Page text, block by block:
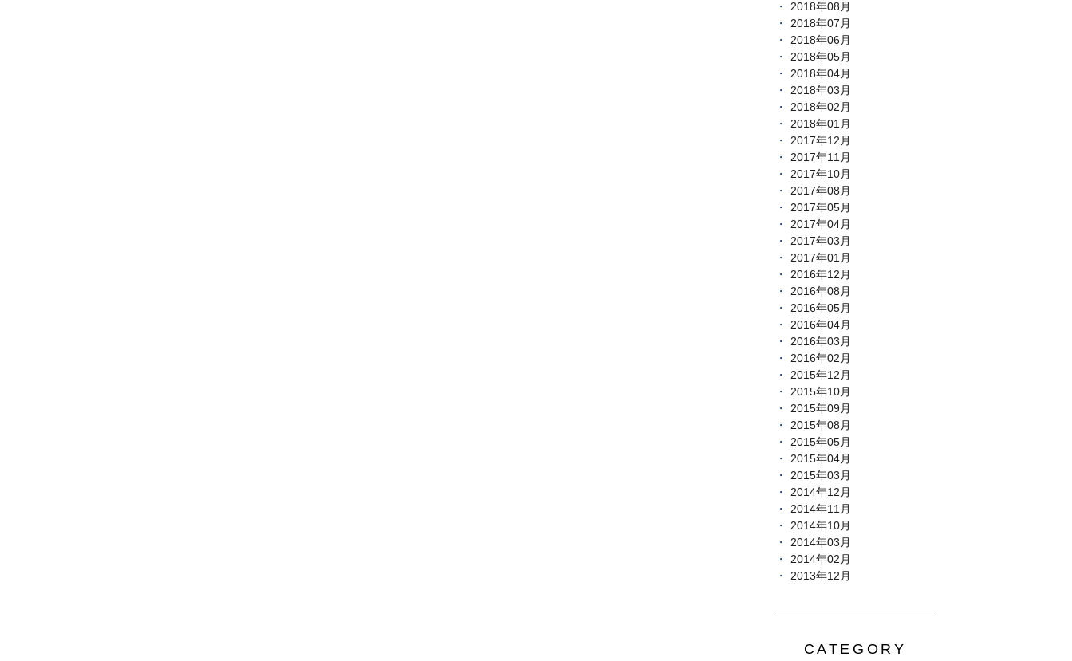
2018年08月
2018年07月
2018年06月
2018年05月
2018年04月
2018年03月
2018年02月
2018年01月
2017年12月
2017年11月
2017年10月
2017年08月
2017年05月
2017年04月
2017年03月
2017年01月
2016年12月
2016年08月
2016年05月
2016年04月
2016年03月
2016年02月
2015年12月
2015年10月
2015年09月
2015年08月
2015年05月
2015年04月
2015年03月
2014年12月
2014年11月
2014年10月
2014年03月
2014年02月
2013年12月
CATEGORY